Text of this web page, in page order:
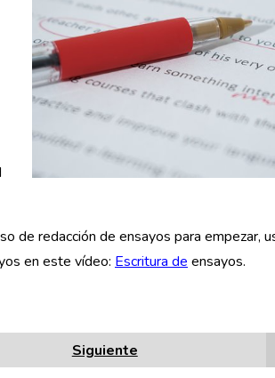
de redacción de ensayos para empezar,
en este vídeo: Escritura de ensayos.
Siguiente